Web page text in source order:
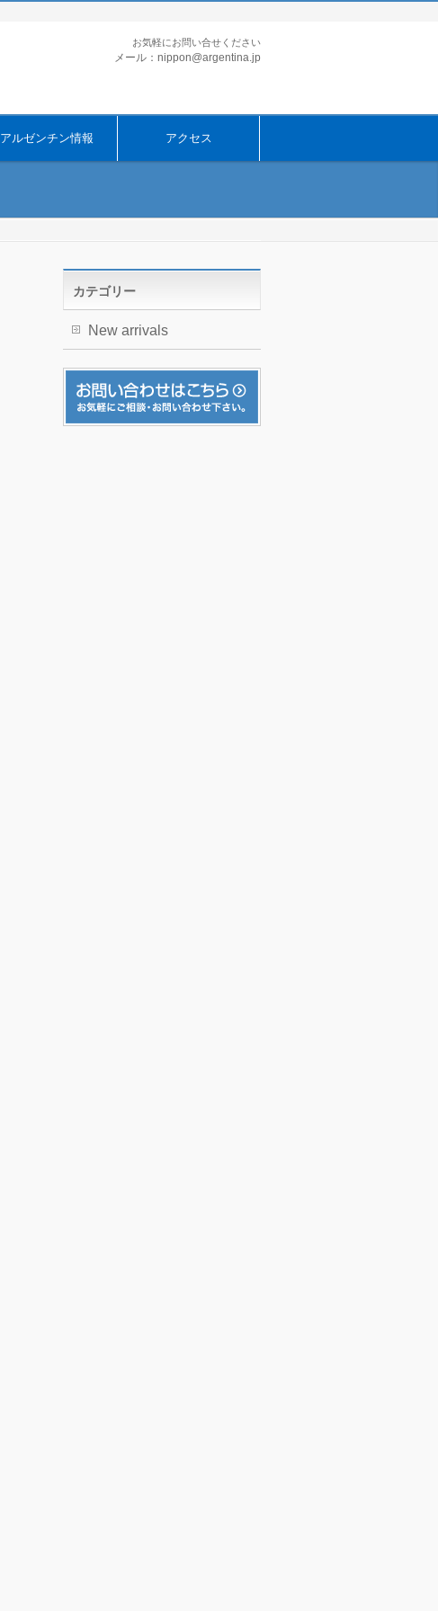
お気軽にお問い合せください
メール：nippon@argentina.jp
アルゼンチン情報 アクセス
カテゴリー
New arrivals